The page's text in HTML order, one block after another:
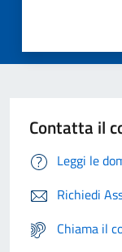
Contatta il
Leggi le
Richiedi
Chiama il